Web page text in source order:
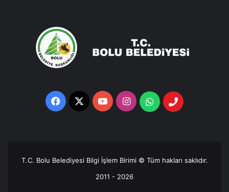
Facebook
X YouTubeInstagramWhatsappTelefon
T.C. Bolu Belediyesi Bilgi İşlem Birimi © Tüm hakları saklıdır.
2011 - 2026